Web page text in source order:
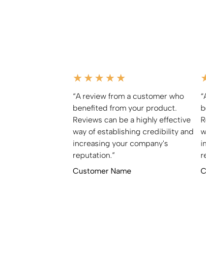
★ ★ ★ ★ ★
“A review from a customer who
benefited from your product.
Reviews can be a highly effective
way of establishing credibility and
increasing your company's
reputation.”
Customer Name